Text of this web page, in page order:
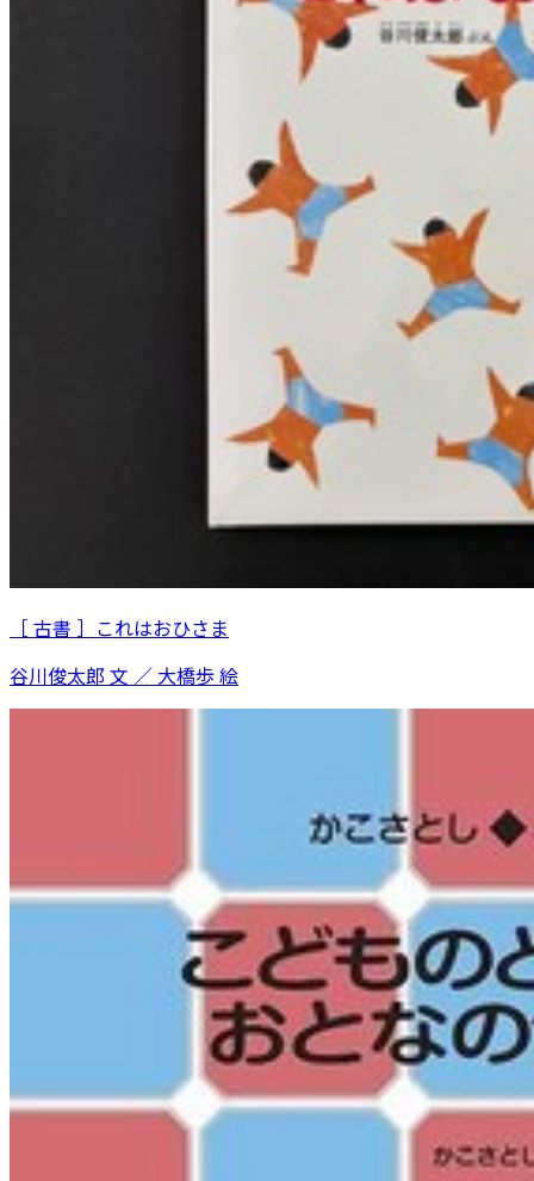
［ 古書 ］これはおひさま
谷川俊太郎 文 ／ 大橋歩 絵